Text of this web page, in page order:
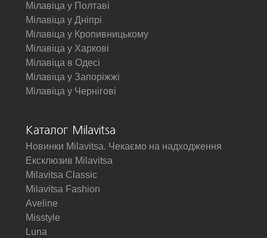
Мілавіца у Полтаві
Мілавіца у Дніпрі
Мілавіца у Кропивницькому
Мілавіца у Харкові
Мілавіца в Одесі
Мілавіца у Запоріжжі
Мілавіца у Чернігові
Каталог Milavitsa
Новинки Milavitsa. Чекаємо на надходження
Ексклюзив Milavitsa
Milavitsa Classic
Milavitsa Fashion
Aveline
Misstyle
Luna